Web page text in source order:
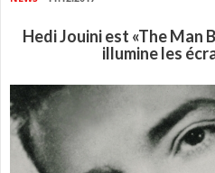
Hedi Jouini est «The Man
illumine les